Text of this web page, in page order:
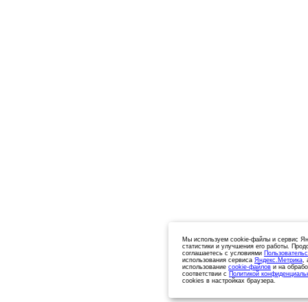
Мы используем cookie-файлы и сервис
статистики и улучшения его работы.
соглашаетесь с условиями
использования сервиса Яндекс.Метрика,
использование cookie-файлов и на
соответствии с Политикой
cookies в настройках браузера.